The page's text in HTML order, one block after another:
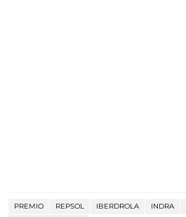
PREMIO REPSOL IBERDROLA INDRA